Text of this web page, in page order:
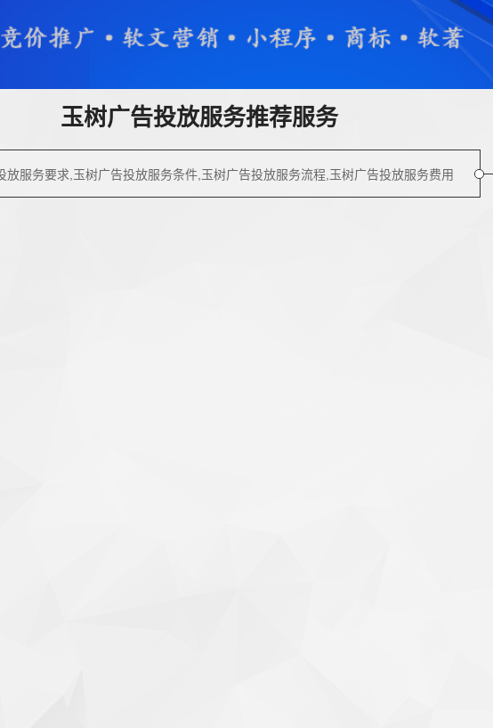
玉树广告投放服务推荐服务
放服务要求,玉树广告投放服务条件,玉树广告投放服务流程,玉树广告投放服务费用